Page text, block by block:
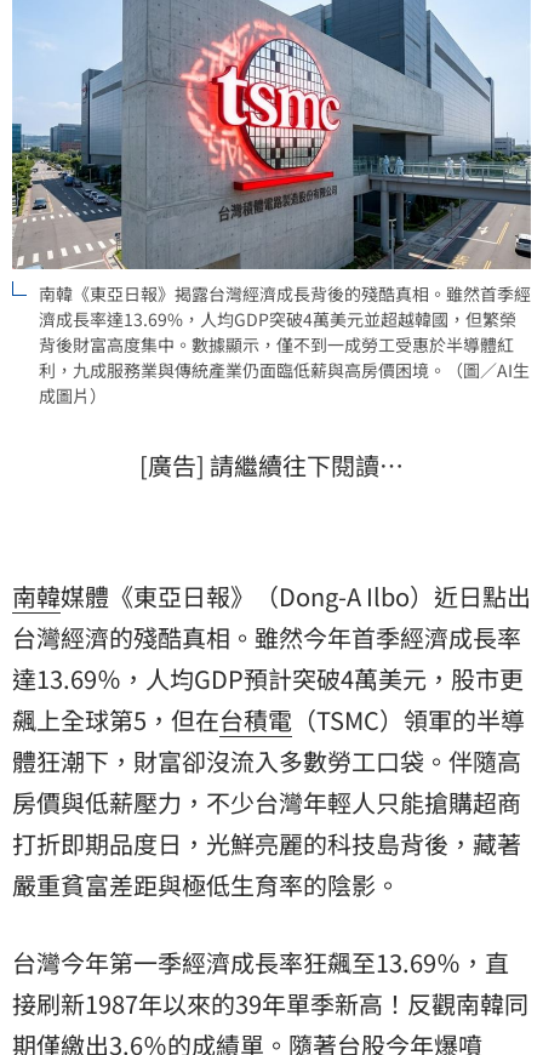
南韓《東亞日報》揭露台灣經濟成長背後的殘酷真相。雖然首季經
濟成長率達13.69%，人均GDP突破4萬美元並超越韓國，但繁榮
背後財富高度集中。數據顯示，僅不到一成勞工受惠於半導體紅
利，九成服務業與傳統產業仍面臨低薪與高房價困境。（圖／AI生
成圖片）
[廣告] 請繼續往下閱讀…
南韓媒體《東亞日報》（Dong-A Ilbo）近日點出
台灣經濟的殘酷真相。雖然今年首季經濟成長率
達13.69％，人均GDP預計突破4萬美元，股市更
飆上全球第5，但在台積電 （TSMC）領軍的半導
體狂潮下，財富卻沒流入多數勞工口袋。伴隨高
房價與低薪壓力，不少台灣年輕人只能搶購超商
打折即期品度日，光鮮亮麗的科技島背後，藏著
嚴重貧富差距與極低生育率的陰影。
台灣今年第一季經濟成長率狂飆至13.69％，直
接刷新1987年以來的39年單季新高！反觀南韓同
期僅繳出3.6％的成績單。隨著台股今年爆噴